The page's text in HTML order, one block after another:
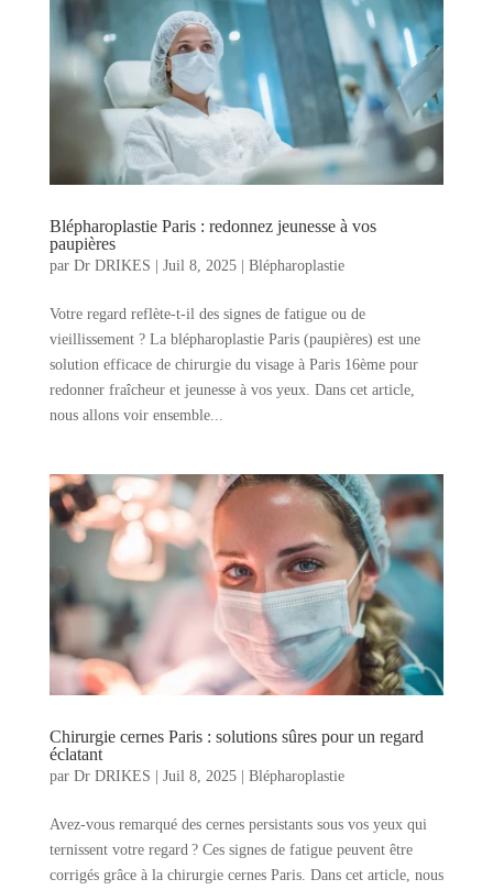
Blépharoplastie Paris : redonnez jeunesse à vos
paupières
par Dr DRIKES | Juil 8, 2025| Blépharoplastie
Votre regard reflète-t-il des signes de fatigue ou de
vieillissement ? La blépharoplastie Paris (paupières) est une
solution efficace de chirurgie du visage à Paris 16ème pour
redonner fraîcheur et jeunesse à vos yeux. Dans cet article,
nous allons voir ensemble...
Chirurgie cernes Paris : solutions sûres pour un regard
éclatant
par Dr DRIKES | Juil 8, 2025| Blépharoplastie
Avez-vous remarqué des cernes persistants sous vos yeux qui
ternissent votre regard ? Ces signes de fatigue peuvent être
corrigés grâce à la chirurgie cernes Paris. Dans cet article, nous